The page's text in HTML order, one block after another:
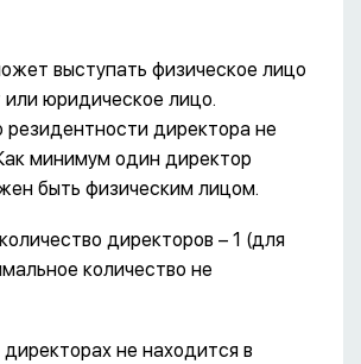
выступать физическое лицо
юридическое лицо.
резидентности директора не
минимум один директор
быть физическим лицом.
директоров – 1 (для
количество не
не находится в